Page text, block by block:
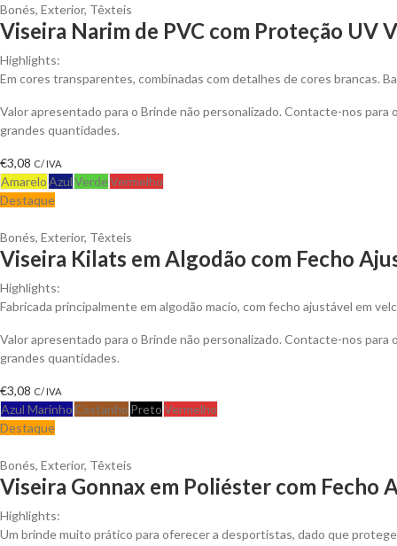
Bonés, Exterior, Têxteis
Viseira Narim de PVC com Proteção UV
Highlights:
Em cores transparentes, combinadas com detalhes de cores brancas.
Valor apresentado para o Brinde não personalizado. Contacte-nos
grandes quantidades.
€3,08 C/ IVA
AmareloAzulVerdeVermelho
Destaque
Bonés, Exterior, Têxteis
Viseira Kilats em Algodão com Fecho
Highlights:
Fabricada principalmente em algodão macio, com fecho ajustável em
Valor apresentado para o Brinde não personalizado. Contacte-nos
grandes quantidades.
€3,08 C/ IVA
Azul Marinho Castanho PretoVermelho
Destaque
Bonés, Exterior, Têxteis
Viseira Gonnax em Poliéster com Fecho
Highlights:
Um brinde muito prático para oferecer a desportistas, dado que